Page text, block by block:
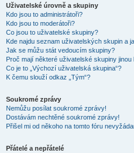
Uživatelské úrovně a skupiny
Kdo jsou to administrátoři?
Kdo jsou to moderátoři?
Co jsou to uživatelské skupiny?
Kde najdu seznam uživatelských skupin a
Jak se můžu stát vedoucím skupiny?
Proč mají některé uživatelské skupiny jinou
Co je to „Výchozí uživatelská skupina“?
K čemu slouží odkaz „Tým“?
Soukromé zprávy
Nemůžu posílat soukromé zprávy!
Dostávám nechtěné soukromé zprávy!
Přišel mi od někoho na tomto fóru
Přátelé a nepřátelé